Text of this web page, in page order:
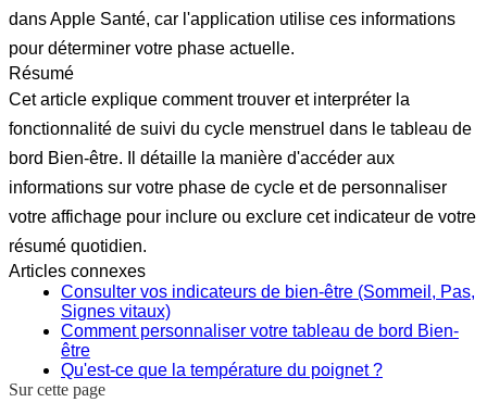
dans Apple Santé, car l'application utilise ces informations
pour déterminer votre phase actuelle.
Résumé
Cet article explique comment trouver et interpréter la
fonctionnalité de suivi du cycle menstruel dans le tableau de
bord Bien-être. Il détaille la manière d'accéder aux
informations sur votre phase de cycle et de personnaliser
votre affichage pour inclure ou exclure cet indicateur de votre
résumé quotidien.
Articles connexes
Consulter vos indicateurs de bien-être (Sommeil, Pas,
Signes vitaux)
Comment personnaliser votre tableau de bord Bien-
être
Qu'est-ce que la température du poignet ?
Sur cette page